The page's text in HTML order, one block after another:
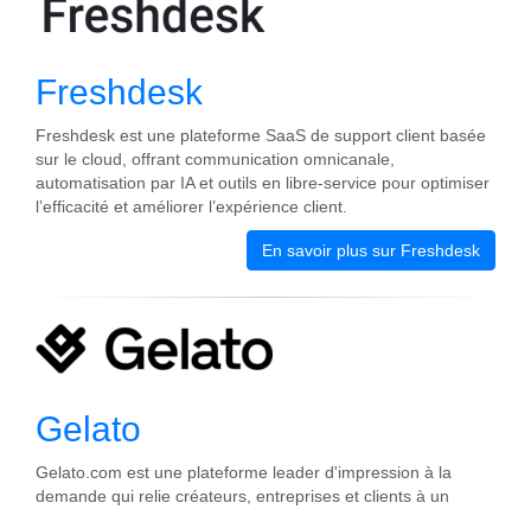
Freshdesk
Freshdesk est une plateforme SaaS de support client basée
sur le cloud, offrant communication omnicanale,
automatisation par IA et outils en libre-service pour optimiser
l’efficacité et améliorer l’expérience client.
En savoir plus sur Freshdesk
Gelato
Gelato.com est une plateforme leader d'impression à la
demande qui relie créateurs, entreprises et clients à un